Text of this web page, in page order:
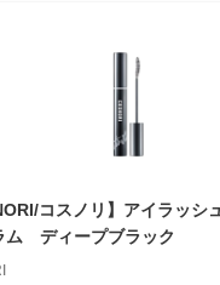
コスノリ】アイラッシ
ム ディープブラック